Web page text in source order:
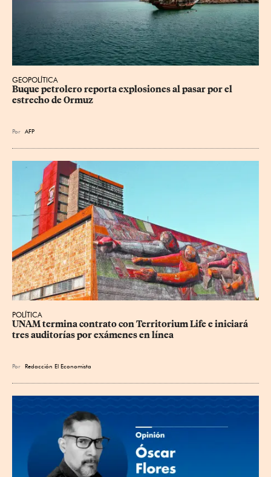
GEOPOLÍTICA
Buque petrolero reporta explosiones al pasar por el
estrecho de Ormuz
Por AFP
POLÍTICA
UNAM termina contrato con Territorium Life e iniciará
tres auditorías por exámenes en línea
Por Redacción El Economista